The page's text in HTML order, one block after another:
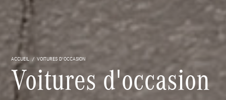
ACCUEIL VOITURES D'OCCASION
Voitures d'occasion